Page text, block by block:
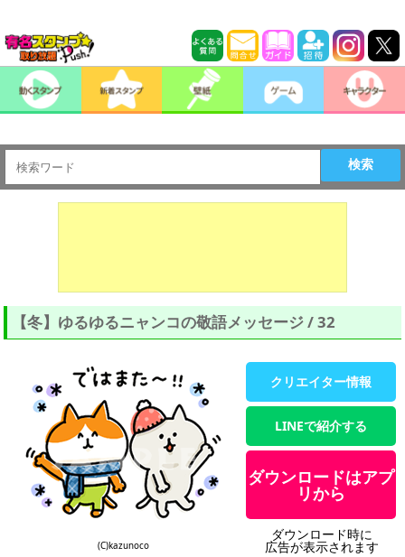
検索
【冬】ゆるゆるニャンコの敬語メッセージ / 32
(C)kazunoco
クリエイター情報
LINEで紹介する
ダウンロードはアプ
リから
ダウンロード時に
広告が表示されます